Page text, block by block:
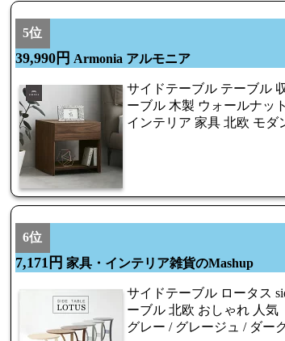
5位
39,990円 Armonia アルモニア
サイドテーブル テーブル
ーブル 木製 ウォールナッ
インテリア 家具 北欧 モダ
6位
7,171円 家具・インテリア雑貨のMashup
サイドテーブル ロータス
ーブル 北欧 おしゃれ 人気
グレー / グレージュ / ダー